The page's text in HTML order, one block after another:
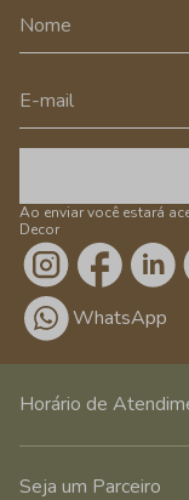
Ao enviar você estará
Decor
WhatsApp
Horário de
Seja um Parceiro